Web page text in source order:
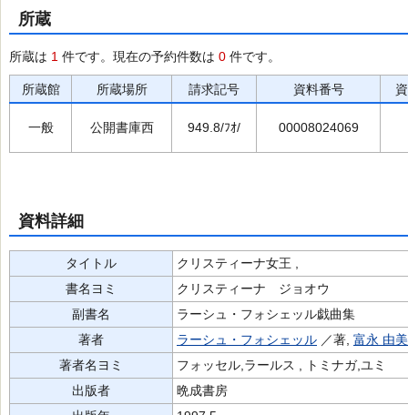
所蔵
所蔵は 1 件です。現在の予約件数は 0 件です。
所蔵館 所蔵場所 請求記号 資料番号
一般 公開書庫西 949.8/ﾌｵ/ 00008024069
資料詳細
タイトル
クリスティーナ女王 ,
書名ヨミ
クリスティーナ ジョオウ
副書名
ラーシュ・フォシェッル戯曲集
著者
ラーシュ・フォシェッル ／著, 富永 由美
著者名ヨミ
フォッセル,ラールス , トミナガ,ユミ
出版者
晩成書房